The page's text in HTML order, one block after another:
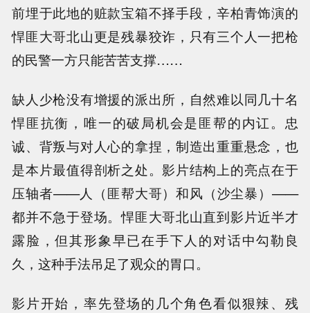
前埋于此地的赃款宝箱不择手段，辛柏青饰演的
悍匪大哥北山更是残暴狡诈，只有三个人一把枪
的民警一方只能苦苦支撑……
缺人少枪没有增援的派出所，自然难以同几十名
悍匪抗衡，唯一的破局机会是匪帮的内讧。忠
诚、背叛与对人心的拿捏，制造出重重悬念，也
是本片最值得剖析之处。影片结构上的亮点在于
压轴者——人（匪帮大哥）和风（沙尘暴）——
都并不急于登场。悍匪大哥北山直到影片近半才
露脸，但其形象早已在手下人的对话中勾勒良
久，这种手法吊足了观众的胃口。
影片开始，率先登场的几个角色看似狠辣、残